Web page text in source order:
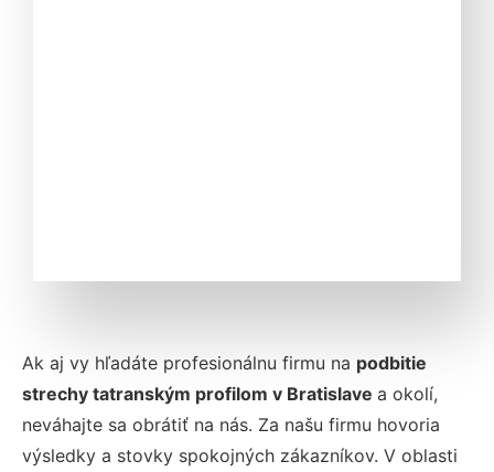
Ak aj vy hľadáte profesionálnu firmu na podbitie
strechy tatranským profilom v Bratislave a okolí,
neváhajte sa obrátiť na nás. Za našu firmu hovoria
výsledky a stovky spokojných zákazníkov. V oblasti